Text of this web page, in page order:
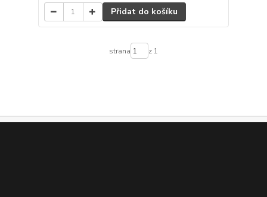
Přidat do košíku
strana z 1